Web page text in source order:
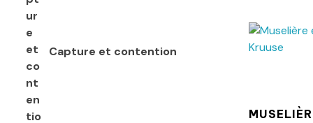
Capture et contention